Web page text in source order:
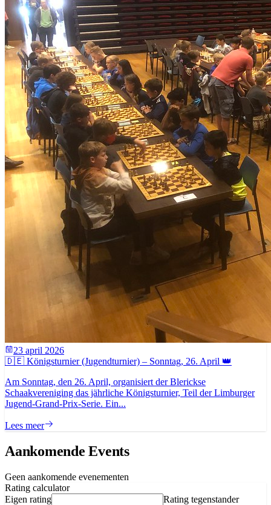
23 april 2026
🇩🇪 Königsturnier (Jugendturnier) – Sonntag, 26. April 👑
Am Sonntag, den 26. April, organisiert der Blerickse
Schaakvereniging das jährliche Königsturnier, Teil der Limburger
Jugend-Grand-Prix-Serie. Ein...
Lees meer
Aankomende Events
Geen aankomende evenementen
Rating calculator
Eigen rating
Rating tegenstander